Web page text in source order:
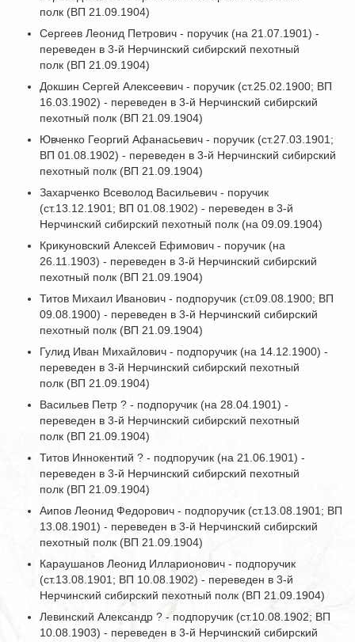
полк (ВП 21.09.1904)
Сергеев Леонид Петрович - поручик (на 21.07.1901) -
переведен в 3-й Нерчинский сибирский пехотный
полк (ВП 21.09.1904)
Докшин Сергей Алексеевич - поручик (ст.25.02.1900; ВП
16.03.1902) - переведен в 3-й Нерчинский сибирский
пехотный полк (ВП 21.09.1904)
Ювченко Георгий Афанасьевич - поручик (ст.27.03.1901;
ВП 01.08.1902) - переведен в 3-й Нерчинский сибирский
пехотный полк (ВП 21.09.1904)
Захарченко Всеволод Васильевич - поручик
(ст.13.12.1901; ВП 01.08.1902) - переведен в 3-й
Нерчинский сибирский пехотный полк (на 09.09.1904)
Крикуновский Алексей Ефимович - поручик (на
26.11.1903) - переведен в 3-й Нерчинский сибирский
пехотный полк (ВП 21.09.1904)
Титов Михаил Иванович - подпоручик (ст.09.08.1900; ВП
09.08.1900) - переведен в 3-й Нерчинский сибирский
пехотный полк (ВП 21.09.1904)
Гулид Иван Михайлович - подпоручик (на 14.12.1900) -
переведен в 3-й Нерчинский сибирский пехотный
полк (ВП 21.09.1904)
Васильев Петр ? - подпоручик (на 28.04.1901) -
переведен в 3-й Нерчинский сибирский пехотный
полк (ВП 21.09.1904)
Титов Иннокентий ? - подпоручик (на 21.06.1901) -
переведен в 3-й Нерчинский сибирский пехотный
полк (ВП 21.09.1904)
Аипов Леонид Федорович - подпоручик (ст.13.08.1901; ВП
13.08.1901) - переведен в 3-й Нерчинский сибирский
пехотный полк (ВП 21.09.1904)
Караушанов Леонид Илларионович - подпоручик
(ст.13.08.1901; ВП 10.08.1902) - переведен в 3-й
Нерчинский сибирский пехотный полк (ВП 21.09.1904)
Левинский Александр ? - подпоручик (ст.10.08.1902; ВП
10.08.1903) - переведен в 3-й Нерчинский сибирский